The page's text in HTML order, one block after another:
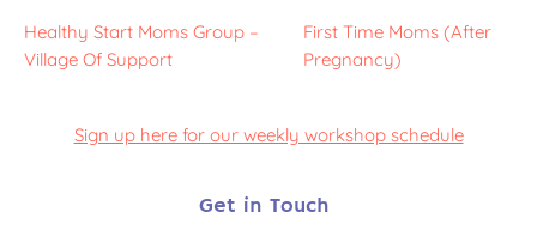
Healthy Start Moms Group –
Village Of Support
First Time Moms (After
Pregnancy)
Sign up here for our weekly workshop schedule
Get in Touch